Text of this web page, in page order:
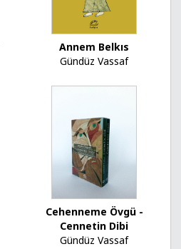
Annem Belkıs
Gündüz Vassaf
Cehenneme Övgü -
Cennetin Dibi
Gündüz Vassaf